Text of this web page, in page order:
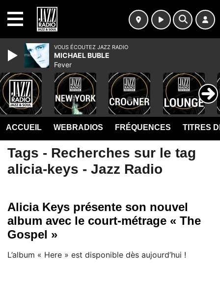
ACCUEIL WEBRADIOS FRÉQUENCES TITRES
Tags - Recherches sur le tag
alicia-keys - Jazz Radio
Alicia Keys présente son nouvel
album avec le court-métrage « The
Gospel »
L’album « Here » est disponible dès aujourd’hui !
VOUS ÉCOUTEZ JAZZ RADIO
MICHAEL BUBLE
Fever